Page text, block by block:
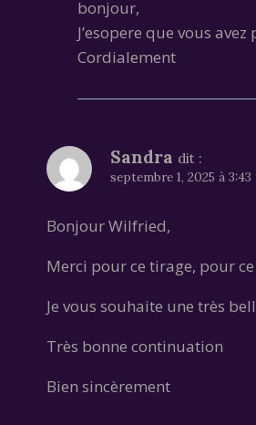
bonjour,
J’esopere que vous
Cordialement
Sandra dit :
septembre 1, 2025 à
Bonjour Wilfried,
Merci pour ce tirage, pour
Je vous souhaite une très
Très bonne continuation
Bien sincèrement